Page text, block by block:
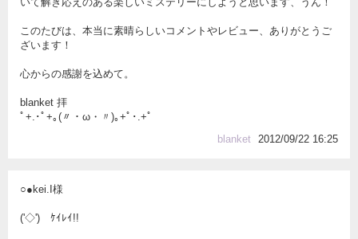
このたびは、本当に素晴らしいコメントやレビュー、ありがとうご
ざいます！
心からの感謝を込めて。
blanket 拝
ﾟ+.･ﾟ+｡(〃・ω・〃)｡+ﾟ･.+ﾟ
blanket
2012/09/22 16:25
○●kei.I様
('◇')ゞｹｲﾚｲ!!